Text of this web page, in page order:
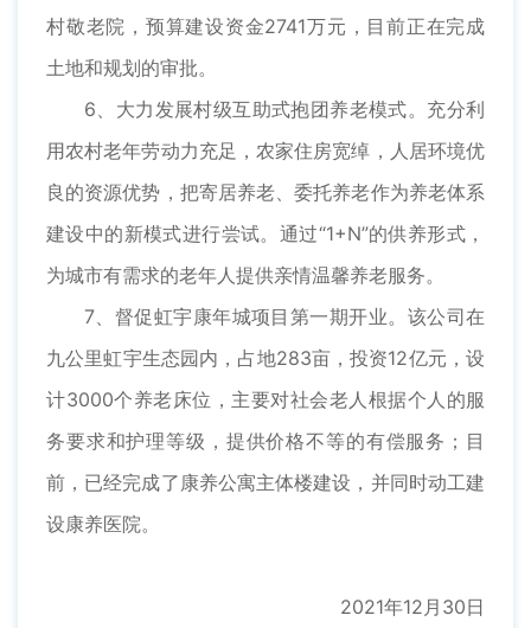
村敬老院，预算建设资金2741万元，目前正在完成
土地和规划的审批。
6、大力发展村级互助式抱团养老模式。充分利
用农村老年劳动力充足，农家住房宽绰，人居环境优
良的资源优势，把寄居养老、委托养老作为养老体系
建设中的新模式进行尝试。通过“1+N”的供养形式，
为城市有需求的老年人提供亲情温馨养老服务。
7、督促虹宇康年城项目第一期开业。该公司在
九公里虹宇生态园内，占地283亩，投资12亿元，设
计3000个养老床位，主要对社会老人根据个人的服
务要求和护理等级，提供价格不等的有偿服务；目
前，已经完成了康养公寓主体楼建设，并同时动工建
设康养医院。
2021年12月30日